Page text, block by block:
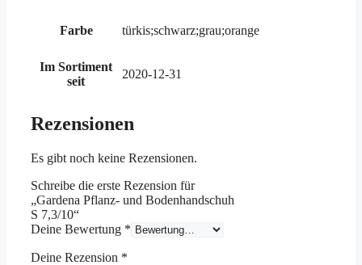
Farbe türkis;schwarz;grau;orange
Im Sortiment
seit
2020-12-31
Rezensionen
Es gibt noch keine Rezensionen.
Schreibe die erste Rezension für
„Gardena Pflanz- und Bodenhandschuh
S 7,3/10“
Deine Bewertung *
Deine Rezension *